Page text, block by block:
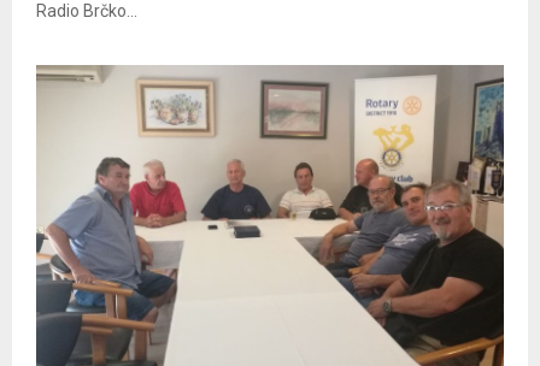
Radio Brčko...